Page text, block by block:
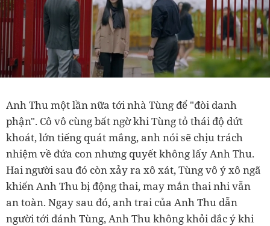
Anh Thu một lần nữa tới nhà Tùng để "đòi danh
phận". Cô vô cùng bất ngờ khi Tùng tỏ thái độ dứt
khoát, lớn tiếng quát mắng, anh nói sẽ chịu trách
nhiệm về đứa con nhưng quyết không lấy Anh Thu.
Hai người sau đó còn xảy ra xô xát, Tùng vô ý xô ngã
khiến Anh Thu bị động thai, may mắn thai nhi vẫn
an toàn. Ngay sau đó, anh trai của Anh Thu dẫn
người tới đánh Tùng, Anh Thu không khỏi đắc ý khi